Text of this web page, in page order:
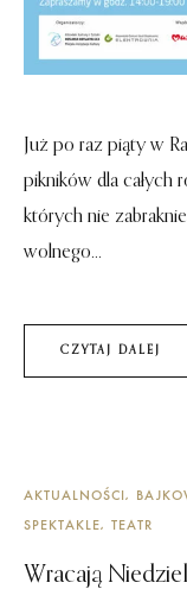
Już po raz piąty w
pikników dla całych
których nie
wolnego...
CZYTAJ DALEJ
AKTUALNOŚCI
SPEKTAKLE
TEATR
Wracają